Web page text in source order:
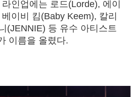
인업에는 로드(Lorde), 에이
이비 킴(Baby Keem), 칼리
(JENNIE) 등 유수 아티스트
이름을 올렸다.